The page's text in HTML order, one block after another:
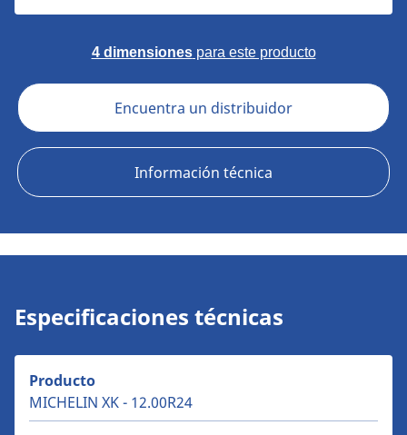
4 dimensionespara este producto
Encuentra un distribuidor
Información técnica
Especificaciones técnicas
Producto
MICHELIN XK - 12.00R24